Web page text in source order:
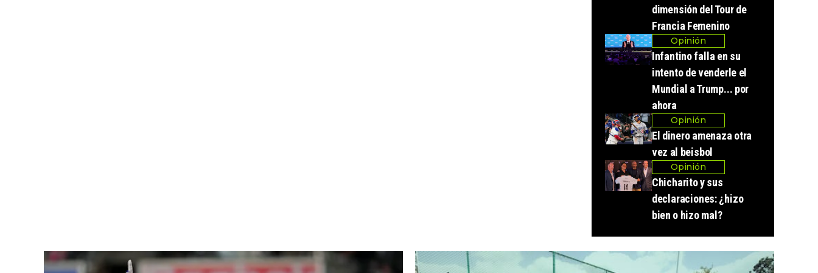
dimensión del Tour de
Francia Femenino
Opinión
Infantino falla en su
intento de venderle el
Mundial a Trump... por
ahora
Opinión
El dinero amenaza otra
vez al beisbol
Opinión
Chicharito y sus
declaraciones: ¿hizo
bien o hizo mal?